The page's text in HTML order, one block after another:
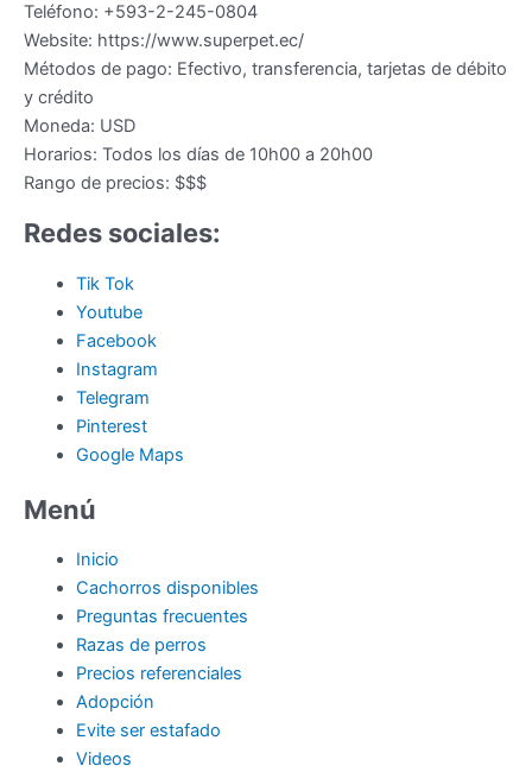
Teléfono: +593-2-245-0804
Website: https://www.superpet.ec/
Métodos de pago: Efectivo, transferencia, tarjetas de débito
y crédito
Moneda: USD
Horarios: Todos los días de 10h00 a 20h00
Rango de precios: $$$
Redes sociales:
Tik Tok
Youtube
Facebook
Instagram
Telegram
Pinterest
Google Maps
Menú
Inicio
Cachorros disponibles
Preguntas frecuentes
Razas de perros
Precios referenciales
Adopción
Evite ser estafado
Videos